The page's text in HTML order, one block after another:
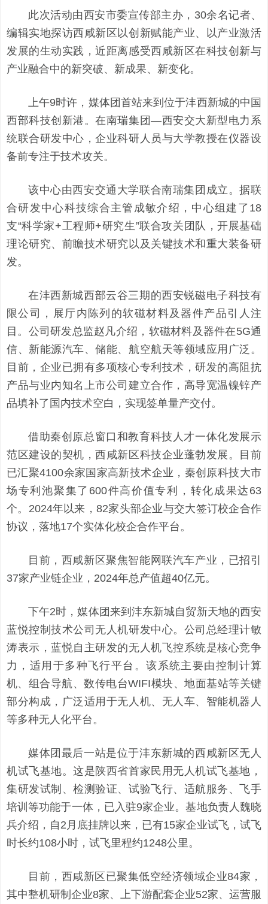
此次活动由西安市委宣传部主办，30余名记者、
编辑实地探访西咸新区以创新赋能产业、以产业激活
发展的生动实践，近距离感受西咸新区在科技创新与
产业融合中的新突破、新成果、新变化。
上午9时许，媒体团首站来到位于沣西新城的中国
西部科技创新港。在南瑞集团—西安交大新型电力系
统联合研发中心，企业科研人员与大学教授在仪器设
备前专注于技术攻关。
该中心由西安交通大学联合南瑞集团成立。据联
合研发中心科技综合主管成敏介绍，中心组建了18
支“科学家+工程师+研究生”联合攻关团队，开展基础
理论研究、前瞻技术研究以及关键技术和重大装备研
发。
在沣西新城西部云谷三期的西安锐磁电子科技有
限公司，展厅内陈列的软磁材料及器件产品引人注
目。公司研发总监赵凡介绍，软磁材料及器件在5G通
信、新能源汽车、储能、航空航天等领域应用广泛。
目前，企业已拥有多项核心专利技术，研发的高阻抗
产品与业内知名上市公司建立合作，高导宽温镍锌产
品填补了国内技术空白，实现签单量产交付。
借助秦创原总窗口和教育科技人才一体化发展示
范区建设的契机，西咸新区科技企业蓬勃发展。目前
已汇聚4100余家国家高新技术企业，秦创原科技大市
场专利池聚集了600件高价值专利，转化成果达63
个。2024年以来，82家头部企业与交大签订校企合作
协议，落地17个实体化校企合作平台。
目前，西咸新区聚焦智能网联汽车产业，已招引
37家产业链企业，2024年总产值超40亿元。
下午2时，媒体团来到沣东新城自贸新天地的西安
蓝悦控制技术公司无人机研发中心。公司总经理计敏
涛表示，蓝悦自主研发的无人机飞控系统是核心竞争
力，适用于多种飞行平台。该系统主要由控制计算
机、组合导航、数传电台WIFI模块、地面基站等关键
部分构成，广泛适用于无人机、无人车、智能机器人
等多种无人化平台。
媒体团最后一站是位于沣东新城的西咸新区无人
机试飞基地。这是陕西省首家民用无人机试飞基地，
集研发试制、检测验证、试验飞行、适航服务、飞手
培训等功能于一体，已入驻9家企业。基地负责人魏晓
兵介绍，自2月底挂牌以来，已有15家企业试飞，试飞
时长约108小时，试飞里程约1248公里。
目前，西咸新区已聚集低空经济领域企业84家，
其中整机研制企业8家、上下游配套企业52家、运营服